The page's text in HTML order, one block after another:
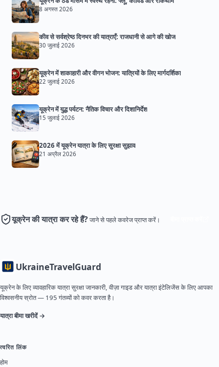
8 अगस्त 2026
कीव से सर्वश्रेष्ठ दिनभर की यात्राएँ: राजधानी से आगे की खोज
30 जुलाई 2026
यूक्रेन में शाकाहारी और वीगन भोजन: यात्रियों के लिए मार्गदर्शिका
22 जुलाई 2026
यूक्रेन में युद्ध पर्यटन: नैतिक विचार और दिशानिर्देश
15 जुलाई 2026
2026 में यूक्रेन यात्रा के लिए सुरक्षा सुझाव
21 अप्रैल 2026
यूक्रेन की यात्रा कर रहे हैं?जाने से पहले कवरेज प्राप्त करें।
UkraineTravelGuard
यूक्रेन के लिए व्यावहारिक यात्रा सुरक्षा जानकारी, वीज़ा गाइड और यात्रा इंटेलिजेंस के लिए आपका
विश्वसनीय स्रोत — 195 गंतव्यों को कवर करता है।
यात्रा बीमा खरीदें →
त्वरित लिंक
होम